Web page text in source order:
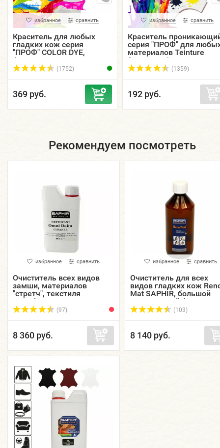
избранное сравнить
Краситель для любых
гладких кож серия
"ПРОФ" COLOR DYE,
флакон, 5, 15, 30, 50, 125
мл.
(1752)
369 руб.
избранное сравнить
Краситель
серия "ПРОФ" для
материалов Teinture
francaise, флакон, 5П,
30, 55, 125 мл.(1359)
192 руб.
Рекомендуем посмотреть
избранное сравнить
Очиститель всех видов
замши, материалов
"стретч", текстиля
Omnidaim SAPHIR,
большой пластиковый
(97)
8 360 руб.
избранное сравнить
Очиститель для всех
видов гладких кож
Mat SAPHIR, большой
пластиковый флакон,
мл.
(103)
8 140 руб.